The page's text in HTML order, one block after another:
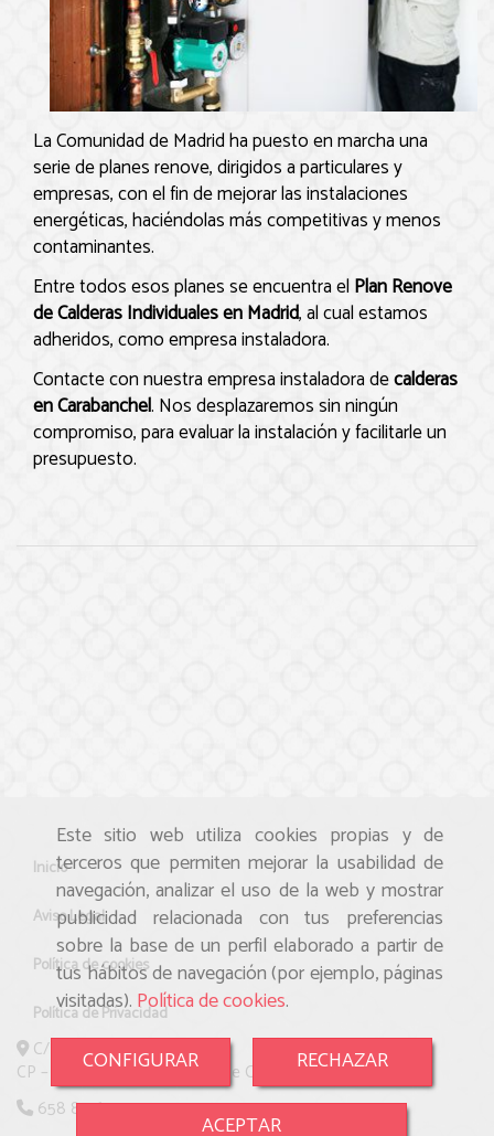
Este sitio web utiliza cookies propias y de
terceros que permiten mejorar la usabilidad de
navegación, analizar el uso de la web y mostrar
publicidad relacionada con tus preferencias
sobre la base de un perfil elaborado a partir de
tus hábitos de navegación (por ejemplo, páginas
visitadas).Política de cookies.
CONFIGURAR
RECHAZAR
ACEPTAR
La Comunidad de Madrid ha puesto en marcha una
serie de planes renove, dirigidos a particulares y
empresas, con el fin de mejorar las instalaciones
energéticas, haciéndolas más competitivas y menos
contaminantes.
Entre todos esos planes se encuentra elPlan Renove
de Calderas Individuales en Madrid, al cual estamos
adheridos, como empresa instaladora.
Contacte con nuestra empresa instaladora decalderas
en Carabanchel. Nos desplazaremos sin ningún
compromiso, para evaluar la instalación y facilitarle un
presupuesto.
Inicio
Aviso Legal
Política de cookies
Política de Privacidad
C/ Amistad, 28
CP – 28025 – Madrid (Barrio de Carabanchel)
658 85 63 51